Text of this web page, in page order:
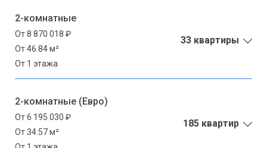
2-комнатные
От 8 870 018 ₽
От 46.84 м²
От 1 этажа
33 квартиры
2-комнатные (Евро)
От 6 195 030 ₽
От 34.57 м²
185 квартир